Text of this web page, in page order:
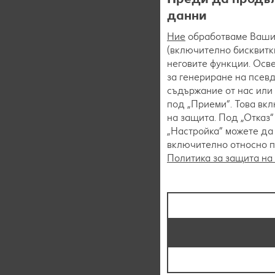
данни
Ние обработваме
(включително
неговите функции.
за генериране на
съдържание от нас или
под „Приеми“. Това
на защита. Под
„Настройка“ можете
включително относно
Политика за защита